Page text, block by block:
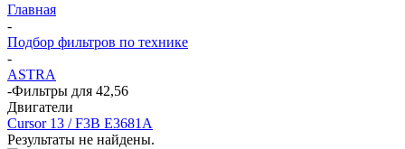
Главная
-
Подбор фильтров по технике
-
ASTRA
-Фильтры для 42,56
Двигатели
Cursor 13 / F3B E3681A
Результаты не найдены.